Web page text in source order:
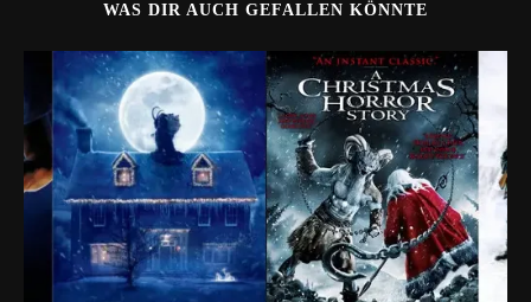
WAS DIR AUCH GEFALLEN KÖNNTE